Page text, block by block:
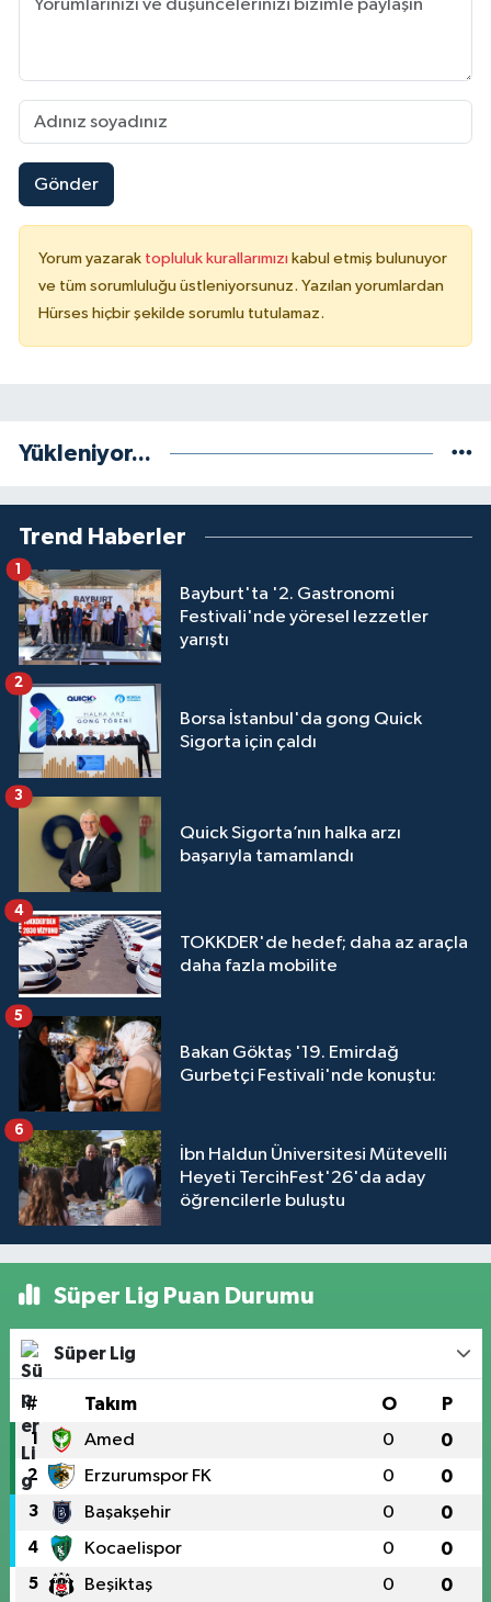
Gönder
Yorum yazarak topluluk kurallarımızı kabul etmiş bulunuyor
ve tüm sorumluluğu üstleniyorsunuz. Yazılan yorumlardan
Hürses hiçbir şekilde sorumlu tutulamaz.
Yükleniyor...
Trend Haberler
Bayburt'ta '2. Gastronomi
Festivali'nde yöresel lezzetler
yarıştı
1
Borsa İstanbul'da gong Quick
Sigorta için çaldı
2
Quick Sigorta’nın halka arzı
başarıyla tamamlandı
3
TOKKDER'de hedef; daha az araçla
daha fazla mobilite
4
Bakan Göktaş '19. Emirdağ
Gurbetçi Festivali'nde konuştu:
5
İbn Haldun Üniversitesi Mütevelli
Heyeti TercihFest'26'da aday
öğrencilerle buluştu
6
Süper Lig Puan Durumu
Süper Lig
# Takım O P
1 Amed 0 0
2 Erzurumspor FK 0 0
3 Başakşehir 0 0
4 Kocaelispor 0 0
5 Beşiktaş 0 0